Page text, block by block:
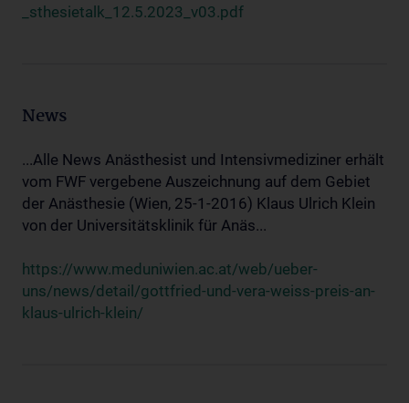
_sthesietalk_12.5.2023_v03.pdf
News
...Alle News Anästhesist und Intensivmediziner erhält
vom FWF vergebene Auszeichnung auf dem Gebiet
der Anästhesie (Wien, 25-1-2016) Klaus Ulrich Klein
von der Universitätsklinik für Anäs...
https://www.meduniwien.ac.at/web/ueber-
uns/news/detail/gottfried-und-vera-weiss-preis-an-
klaus-ulrich-klein/